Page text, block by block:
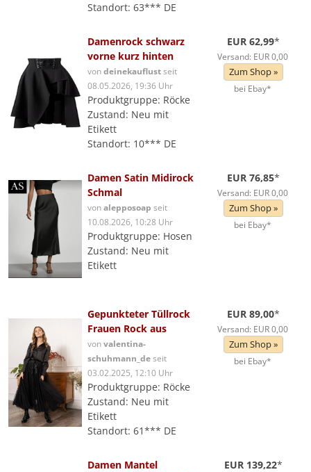
Standort: 63*** DE
Damenrock schwarz
vorne kurz hinten
vondeinekauflustseit
08.05.2026, 19:36 Uhr
Produktgruppe: Röcke
Zustand: Neu mit
Etikett
Standort: 10*** DE
EUR 62,99*
Versand: EUR 0,00
Zum Shop »
bei Ebay*
Damen Satin Midirock
Schmal
vonalepposoap seit
10.08.2026, 10:28 Uhr
Produktgruppe: Hosen
Zustand: Neu mit
Etikett
EUR 76,85*
Versand: EUR 0,00
Zum Shop »
bei Ebay*
Gepunkteter Tüllrock
Frauen Rock aus
vonvalentina-
schuhmann_deseit
03.02.2025, 12:10 Uhr
Produktgruppe: Röcke
Zustand: Neu mit
Etikett
Standort: 61*** DE
EUR 89,00*
Versand: EUR 0,00
Zum Shop »
bei Ebay*
Damen Mantel
EUR 139,22*